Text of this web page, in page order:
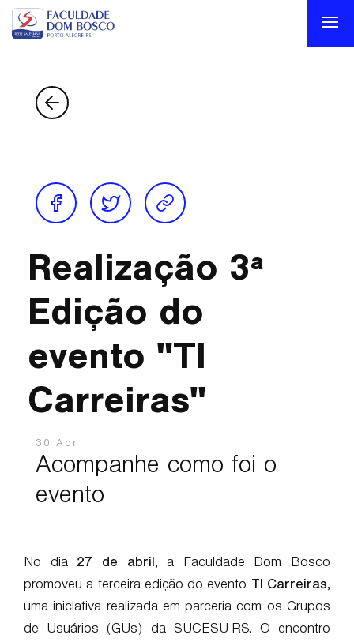
Realização 3ª
Edição do
evento "TI
Carreiras"
30 Abr
Acompanhe como foi o
evento
No dia 27 de abril, a Faculdade Dom Bosco
promoveu a terceira edição do evento TI Carreiras,
uma iniciativa realizada em parceria com os Grupos
de Usuários (GUs) da SUCESU-RS. O encontro